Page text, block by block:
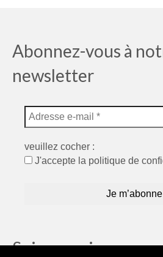
Abonnez-vous à
newsletter
veuillez cocher :
J'accepte la politique de
Suivez moi…